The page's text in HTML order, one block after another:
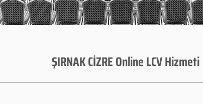
ŞIRNAK CİZRE Online LCV Hizmeti